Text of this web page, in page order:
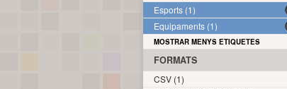
Esports (1)
Equipaments (1)
MOSTRAR MENYS ETIQUETES
FORMATS
CSV (1)